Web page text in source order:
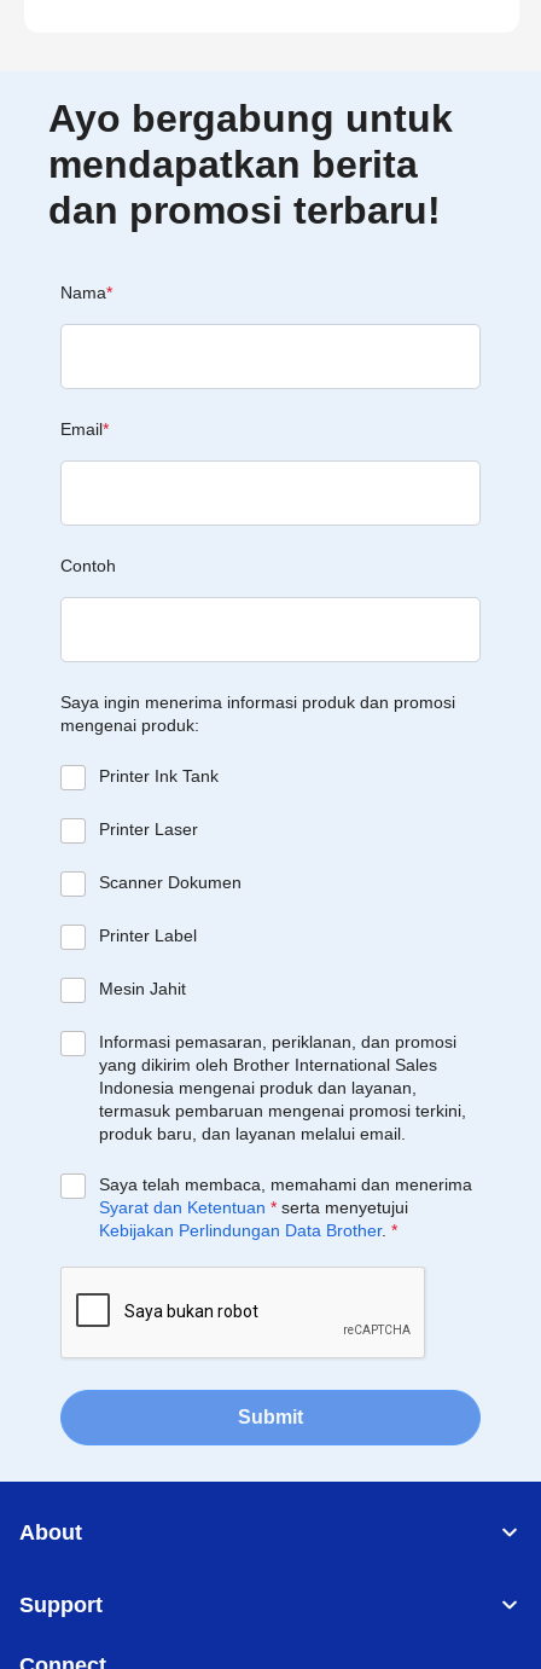
Ayo bergabung untuk
mendapatkan berita
dan promosi terbaru!
Nama*
Email*
Contoh
Saya ingin menerima informasi produk dan promosi
mengenai produk:
Printer Ink Tank
Printer Laser
Scanner Dokumen
Printer Label
Mesin Jahit
Informasi pemasaran, periklanan, dan promosi
yang dikirim oleh Brother International Sales
Indonesia mengenai produk dan layanan,
termasuk pembaruan mengenai promosi terkini,
produk baru, dan layanan melalui email.
Saya telah membaca, memahami dan menerima
Syarat dan Ketentuan * serta menyetujui
Kebijakan Perlindungan Data Brother. *
Submit
About
Support